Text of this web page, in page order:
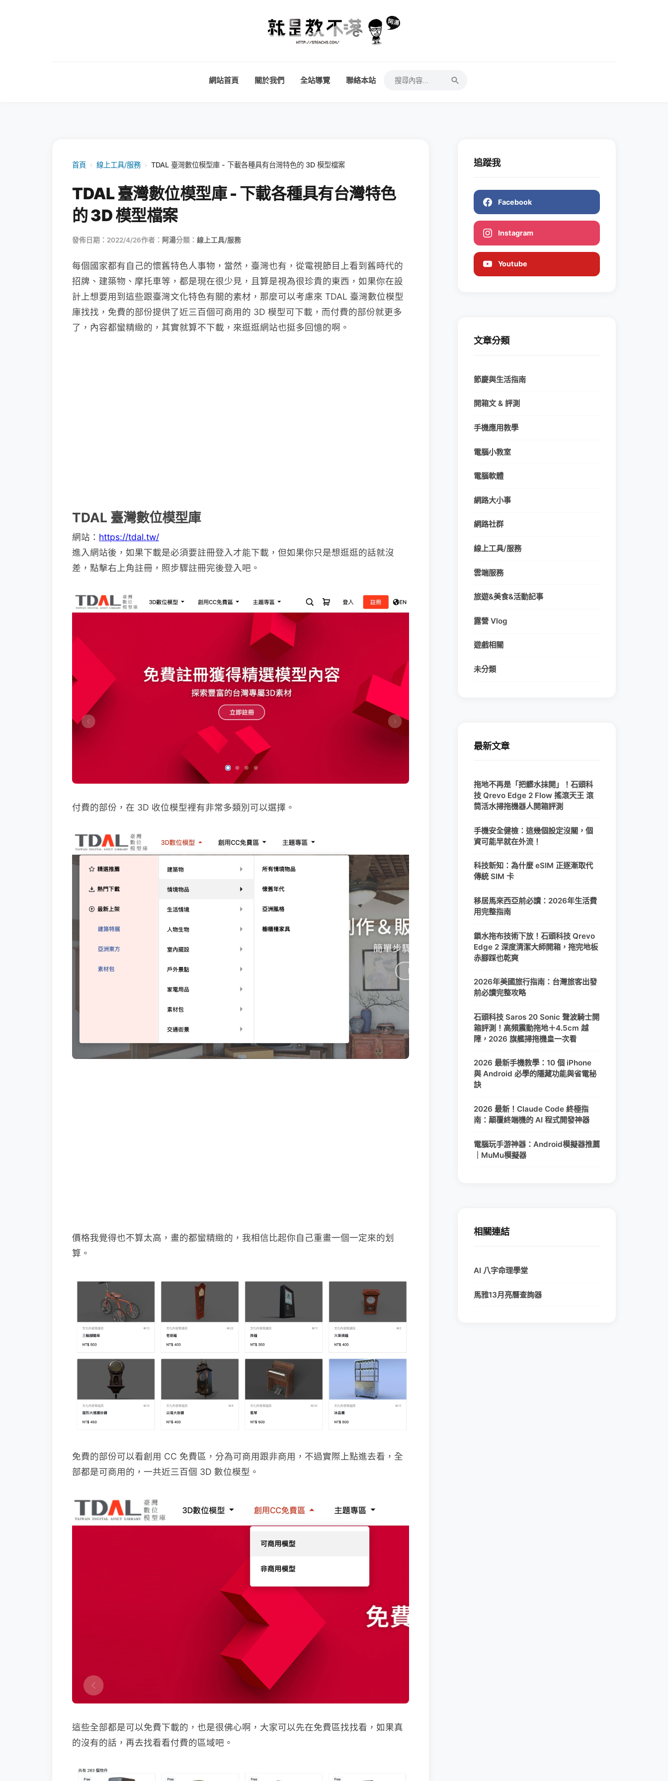
網站首頁 關於我們 全站導覽 聯絡本站
首頁 › 線上工具/服務 › TDAL 臺灣數位模型庫 - 下載各種具有台灣特色的 3D 模型檔案
TDAL 臺灣數位模型庫 - 下載各種具有台灣特色
的 3D 模型檔案
發佈日期：2022/4/26作者： 阿湯分類： 線上工具/服務
每個國家都有自己的懷舊特色人事物，當然，臺灣也有，從電視節目上看到舊時代的
招牌、建築物、摩托車等，都是現在很少見，且算是視為很珍貴的東西，如果你在設
計上想要用到這些跟臺灣文化特色有關的素材，那麼可以考慮來 TDAL 臺灣數位模型
庫找找，免費的部份提供了近三百個可商用的 3D 模型可下載，而付費的部份就更多
了，內容都蠻精緻的，其實就算不下載，來逛逛網站也挺多回憶的啊。
TDAL 臺灣數位模型庫
網站： https://tdal.tw/
進入網站後，如果下載是必須要註冊登入才能下載，但如果你只是想逛逛的話就沒
差，點擊右上角註冊，照步驟註冊完後登入吧。
付費的部份，在 3D 收位模型裡有非常多類別可以選擇。
價格我覺得也不算太高，畫的都蠻精緻的，我相信比起你自己重畫一個一定來的划
算。
免費的部份可以看創用 CC 免費區，分為可商用跟非商用，不過實際上點進去看，全
部都是可商用的，一共近三百個 3D 數位模型。
這些全部都是可以免費下載的，也是很佛心啊，大家可以先在免費區找找看，如果真
的沒有的話，再去找看看付費的區域吧。
追蹤我
Facebook
Instagram
Youtube
文章分類
節慶與生活指南
開箱文 & 評測
手機應用教學
電腦小教室
電腦軟體
網路大小事
網路社群
線上工具/服務
雲端服務
旅遊&美食&活動記事
露營 Vlog
遊戲相關
未分類
最新文章
拖地不再是「把髒水抹開」！石頭科
技 Qrevo Edge 2 Flow 搖滾天王 滾
筒活水掃拖機器人開箱評測
手機安全健檢：這幾個設定沒關，個
資可能早就在外流！
科技新知：為什麼 eSIM 正逐漸取代
傳統 SIM 卡
移居馬來西亞前必讀：2026年生活費
用完整指南
鎖水拖布技術下放！石頭科技 Qrevo
Edge 2 深度清潔大師開箱，拖完地板
赤腳踩也乾爽
2026年美國旅行指南：台灣旅客出發
前必讀完整攻略
石頭科技 Saros 20 Sonic 聲波騎士開
箱評測！高頻震動拖地＋4.5cm 越
障，2026 旗艦掃拖機皇一次看
2026 最新手機教學：10 個 iPhone
與 Android 必學的隱藏功能與省電秘
訣
2026 最新！Claude Code 終極指
南：顛覆終端機的 AI 程式開發神器
電腦玩手游神器：Android模擬器推薦
｜MuMu模擬器
相關連結
AI 八字命理學堂
馬雅13月亮曆查詢器